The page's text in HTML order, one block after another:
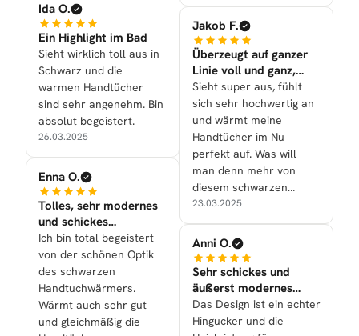
Ida O.
Ein Highlight im Bad
Sieht wirklich toll aus in
Schwarz und die
warmen Handtücher
sind sehr angenehm. Bin
absolut begeistert.
26.03.2025
Enna O.
Tolles, sehr modernes
und schickes
Designstück für uns alle
nun!
Ich bin total begeistert
von der schönen Optik
des schwarzen
Handtuchwärmers.
Wärmt auch sehr gut
und gleichmäßig die
Jakob F.
Überzeugt auf ganzer
Linie voll und ganz,
super!
Sieht super aus, fühlt
sich sehr hochwertig an
und wärmt meine
Handtücher im Nu
perfekt auf. Was will
man denn mehr von
diesem schwarzen
Modell?
23.03.2025
Anni O.
Sehr schickes und
äußerst modernes
Designstück ist es
geworden!
Das Design ist ein echter
Hingucker und die